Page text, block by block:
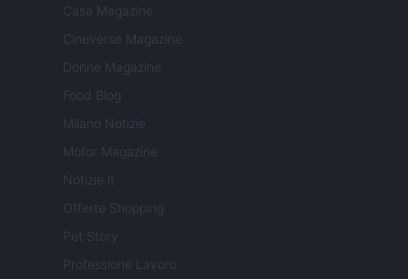
Casa Magazine
Cineverse Magazine
Donne Magazine
Food Blog
Milano Notizie
Motor Magazine
Notizie.it
Offerte Shopping
Pet Story
Professione Lavoro